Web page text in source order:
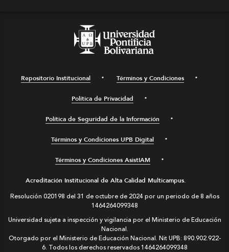
Repositorio Institucional Términos y Condiciones
Política de Privacidad
Política de Seguridad de la Información
Términos y Condiciones UPB Digital
Términos y Condiciones AsistIAM
Acreditación Institucional de Alta Calidad Multicampus.
Resolución 020198 del 31 de octubre de 2024 por un periodo de 8 años
1464264099348
Universidad sujeta a inspección y vigilancia por el Ministerio de Educación
Nacional.
Otorgado por el Ministerio de Educación Nacional. Nit UPB: 890.902.922-
6. Todos los derechos reservados1464264099348